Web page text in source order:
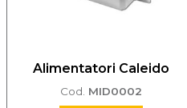
Alimentatori Caleido
Cod. MID0002